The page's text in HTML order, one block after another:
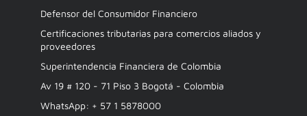
Defensor del Consumidor Financiero
Certificaciones tributarias para comercios aliados y
proveedores
Superintendencia Financiera de Colombia
Av 19 # 120 - 71 Piso 3 Bogotá - Colombia
WhatsApp: + 57 1 5878000